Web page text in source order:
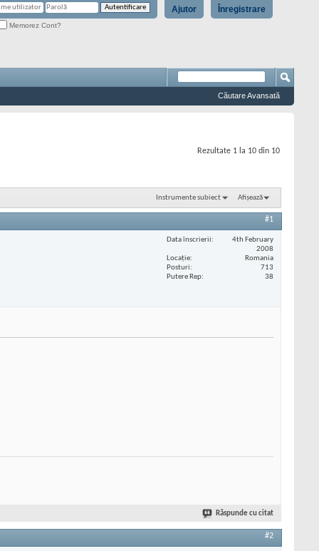
Înregistrare
Ajutor
Memorez Cont?
Căutare Avansată
Rezultate 1 la 10 din 10
Instrumente subiect Afișează
#1
Data înscrierii
4th February
2008
Locaţie
Romania
Posturi
713
Putere Rep
38
Răspunde cu citat
#2